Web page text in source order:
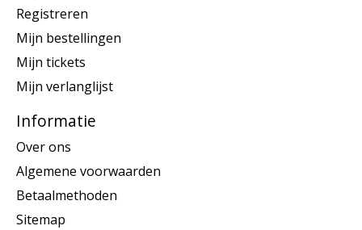
Registreren
Mijn bestellingen
Mijn tickets
Mijn verlanglijst
Informatie
Over ons
Algemene voorwaarden
Betaalmethoden
Sitemap